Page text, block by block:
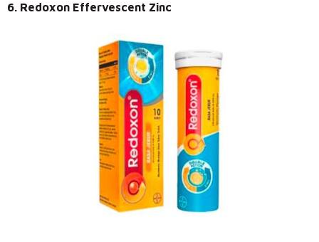
6. Redoxon Effervescent Zinc